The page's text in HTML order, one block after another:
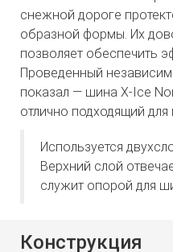
снежной дороге
образной формы. Их
позволяет обеспечить
Проведенный
показал — шина X-Ice
отлично подходящий
Используется
Верхний слой
служит опорой для
Конструкция